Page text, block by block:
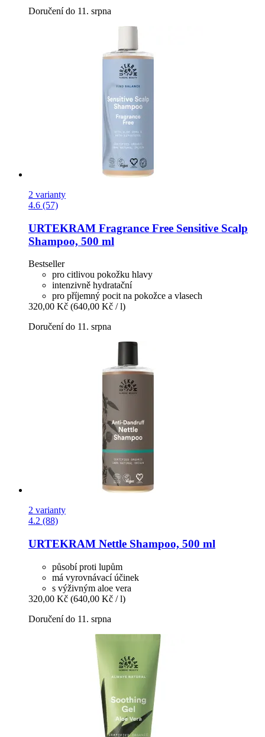
Doručení do 11. srpna
2 varianty
4.6 (57)
URTEKRAM Fragrance Free Sensitive Scalp
Shampoo, 500 ml
Bestseller
pro citlivou pokožku hlavy
intenzivně hydratační
pro příjemný pocit na pokožce a vlasech
320,00 Kč (640,00 Kč / l)
Doručení do 11. srpna
2 varianty
4.2 (88)
URTEKRAM Nettle Shampoo, 500 ml
působí proti lupům
má vyrovnávací účinek
s výživným aloe vera
320,00 Kč (640,00 Kč / l)
Doručení do 11. srpna